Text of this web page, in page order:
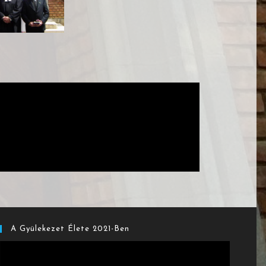
A Gyülekezet Élete 2021-Ben